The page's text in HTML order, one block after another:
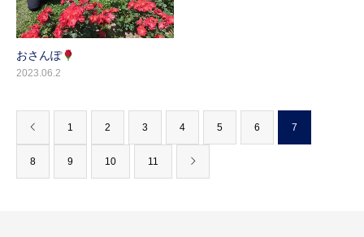
おさんぽ
2023.06.2
1 2 3 4 5 6 7
8 9 10 11